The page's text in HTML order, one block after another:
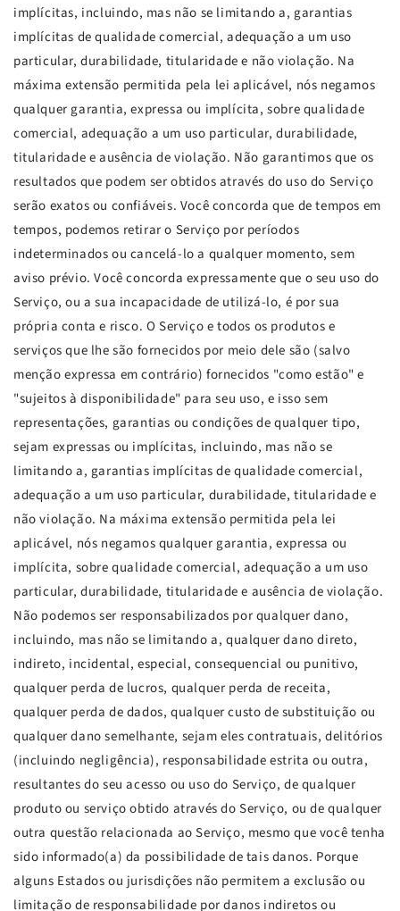
implícitas, incluindo, mas não se limitando a, garantias
implícitas de qualidade comercial, adequação a um uso
particular, durabilidade, titularidade e não violação. Na
máxima extensão permitida pela lei aplicável, nós negamos
qualquer garantia, expressa ou implícita, sobre qualidade
comercial, adequação a um uso particular, durabilidade,
titularidade e ausência de violação. Não garantimos que os
resultados que podem ser obtidos através do uso do Serviço
serão exatos ou confiáveis. Você concorda que de tempos em
tempos, podemos retirar o Serviço por períodos
indeterminados ou cancelá-lo a qualquer momento, sem
aviso prévio. Você concorda expressamente que o seu uso do
Serviço, ou a sua incapacidade de utilizá-lo, é por sua
própria conta e risco. O Serviço e todos os produtos e
serviços que lhe são fornecidos por meio dele são (salvo
menção expressa em contrário) fornecidos "como estão" e
"sujeitos à disponibilidade" para seu uso, e isso sem
representações, garantias ou condições de qualquer tipo,
sejam expressas ou implícitas, incluindo, mas não se
limitando a, garantias implícitas de qualidade comercial,
adequação a um uso particular, durabilidade, titularidade e
não violação. Na máxima extensão permitida pela lei
aplicável, nós negamos qualquer garantia, expressa ou
implícita, sobre qualidade comercial, adequação a um uso
particular, durabilidade, titularidade e ausência de violação.
Não podemos ser responsabilizados por qualquer dano,
incluindo, mas não se limitando a, qualquer dano direto,
indireto, incidental, especial, consequencial ou punitivo,
qualquer perda de lucros, qualquer perda de receita,
qualquer perda de dados, qualquer custo de substituição ou
qualquer dano semelhante, sejam eles contratuais, delitórios
(incluindo negligência), responsabilidade estrita ou outra,
resultantes do seu acesso ou uso do Serviço, de qualquer
produto ou serviço obtido através do Serviço, ou de qualquer
outra questão relacionada ao Serviço, mesmo que você tenha
sido informado(a) da possibilidade de tais danos. Porque
alguns Estados ou jurisdições não permitem a exclusão ou
limitação de responsabilidade por danos indiretos ou